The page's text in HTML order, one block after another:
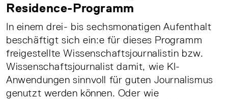
Residence-Programm
In einem drei- bis sechsmonatigen Aufenthalt
beschäftigt sich ein:e für dieses Programm
freigestellte Wissenschaftsjournalistin bzw.
Wissenschaftsjournalist damit, wie KI-
Anwendungen sinnvoll für guten Journalismus
genutzt werden können. Oder wie